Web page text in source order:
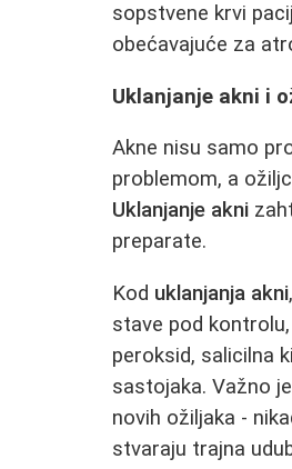
sopstvene krvi
obećavajuće za
Uklanjanje akni i
Akne nisu samo
problemom, a
Uklanjanje akni
preparate.
Kod uklanjanja akni
stave pod
peroksid, salicilna
sastojaka. Važno
novih ožiljaka -
stvaraju trajna